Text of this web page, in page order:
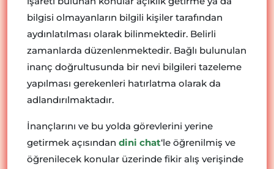
bilgisi olmayanların bilgili kişiler tarafından
aydınlatılması olarak bilinmektedir. Belirli
zamanlarda düzenlenmektedir. Bağlı bulunulan
inanç doğrultusunda bir nevi bilgileri tazeleme
yapılması gerekenleri hatırlatma olarak da
adlandırılmaktadır.
İnançlarını ve bu yolda görevlerini yerine
getirmek açısından dini chat‘le öğrenilmiş ve
öğrenilecek konular üzerinde fikir alış verişinde